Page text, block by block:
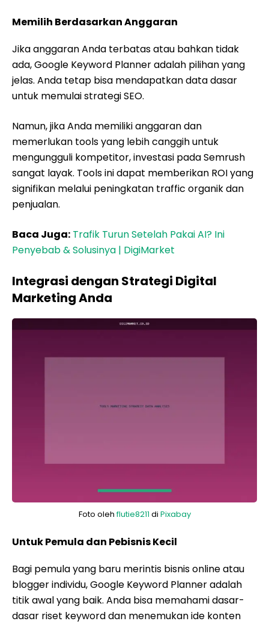
Memilih Berdasarkan Anggaran
Jika anggaran Anda terbatas atau bahkan tidak
ada, Google Keyword Planner adalah pilihan yang
jelas. Anda tetap bisa mendapatkan data dasar
untuk memulai strategi SEO.
Namun, jika Anda memiliki anggaran dan
memerlukan tools yang lebih canggih untuk
mengungguli kompetitor, investasi pada Semrush
sangat layak. Tools ini dapat memberikan ROI yang
signifikan melalui peningkatan traffic organik dan
penjualan.
Baca Juga: Trafik Turun Setelah Pakai AI? Ini
Penyebab & Solusinya | DigiMarket
Integrasi dengan Strategi Digital
Marketing Anda
Foto olehflutie8211 di Pixabay
Untuk Pemula dan Pebisnis Kecil
Bagi pemula yang baru merintis bisnis online atau
blogger individu, Google Keyword Planner adalah
titik awal yang baik. Anda bisa memahami dasar-
dasar riset keyword dan menemukan ide konten